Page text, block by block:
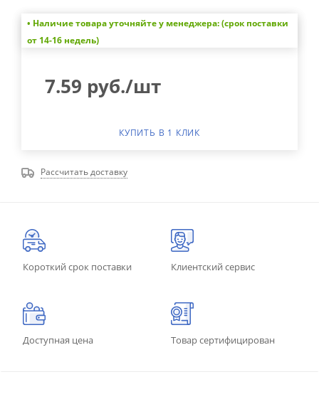
• Наличие товара уточняйте у менеджера: (срок поставки
от 14-16 недель)
7.59 руб./шт
КУПИТЬ В 1 КЛИК
Рассчитать доставку
Короткий срок поставки Клиентский сервис
Доступная цена Товар сертифицирован